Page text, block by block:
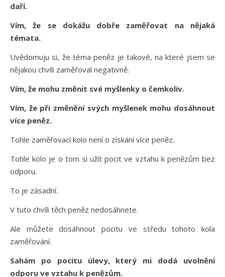
daří.
Vím, že se dokážu dobře zaměřovat na nějaká
témata.
Uvědomuju si, že téma peněz je takové, na které jsem se
nějakou chvíli zaměřoval negativně.
Vím, že mohu změnit své myšlenky o čemkoliv.
Vím, že při změnění svých myšlenek mohu dosáhnout
více peněz.
Tohle zaměřovací kolo není o získání více peněz.
Tohle kolo je o tom si užít pocit ve vztahu k penězům bez
odporu.
To je zásadní.
V tuto chvíli těch peněz nedosáhnete.
Ale můžete dosáhnout pocitu ve středu tohoto kola
zaměřování.
Sahám po pocitu úlevy, který mi dodá uvolnění
odporu ve vztahu k penězům.